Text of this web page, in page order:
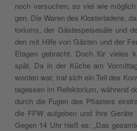
noch ver­suchen, so viel wie
gen. Die Waren des Kloster­ladens,
to­ri­ums, der Gäste­speis­esäle und
den mit Hil­fe von Gästen und der
Eta­gen gebracht. Doch für vieles
spät. Da in der Küche am
wor­den war, traf sich ein Teil des
tagessen im Refek­to­ri­um, während
durch die Fugen des Pflasters
die FFW aufgeben und ihre Geräte
Gegen 14 Uhr hieß es: „Das